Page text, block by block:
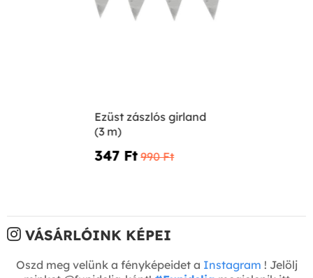
Ezüst zászlós girland
(3 m)
347 Ft‎ 990 Ft‎
VÁSÁRLÓINK KÉPEI
Oszd meg velünk a fényképeidet a Instagram ! Jelölj